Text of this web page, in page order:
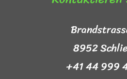
8952
+41 44 999